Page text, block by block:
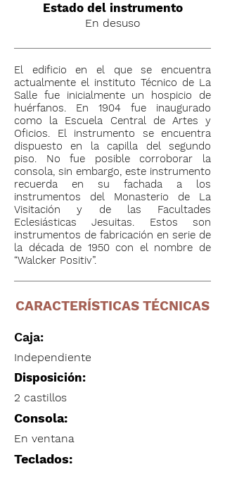
Estado del instrumento
En desuso
El edificio en el que se encuentra
actualmente el instituto Técnico de La
Salle fue inicialmente un hospicio de
huérfanos. En 1904 fue inaugurado
como la Escuela Central de Artes y
Oficios. El instrumento se encuentra
dispuesto en la capilla del segundo
piso. No fue posible corroborar la
consola, sin embargo, este instrumento
recuerda en su fachada a los
instrumentos del Monasterio de La
Visitación y de las Facultades
Eclesiásticas Jesuitas. Estos son
instrumentos de fabricación en serie de
la década de 1950 con el nombre de
“Walcker Positiv”.
CARACTERÍSTICAS TÉCNICAS
Caja:
Independiente
Disposición:
2 castillos
Consola:
En ventana
Teclados: